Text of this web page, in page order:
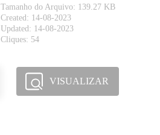
Tamanho do Arquivo: 139.27 KB
Created: 14-08-2023
Updated: 14-08-2023
Cliques: 54
VISUALIZAR